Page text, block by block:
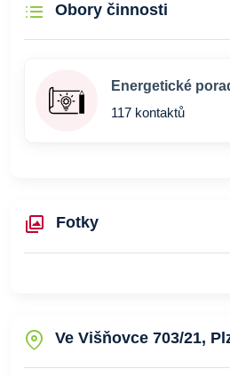
Obory činnosti
Energetické
117 kontaktů
Fotky
Ve Višňovce 703/21,